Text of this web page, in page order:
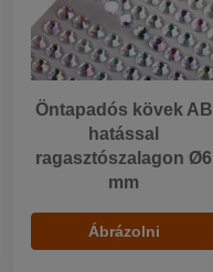
Öntapadós kövek AB
hatással
ragasztószalagon Ø6
mm
Ábrázolni